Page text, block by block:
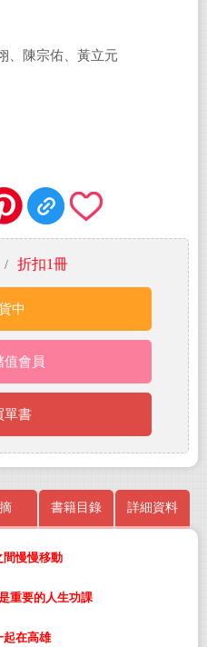
、陳宗佑、黃立元
/ 折扣1冊
中
值會員
單書
書籍目錄 詳細資料
間慢慢移動
重要的人生功課
起在高雄